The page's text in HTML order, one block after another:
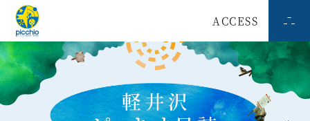
ACCESS